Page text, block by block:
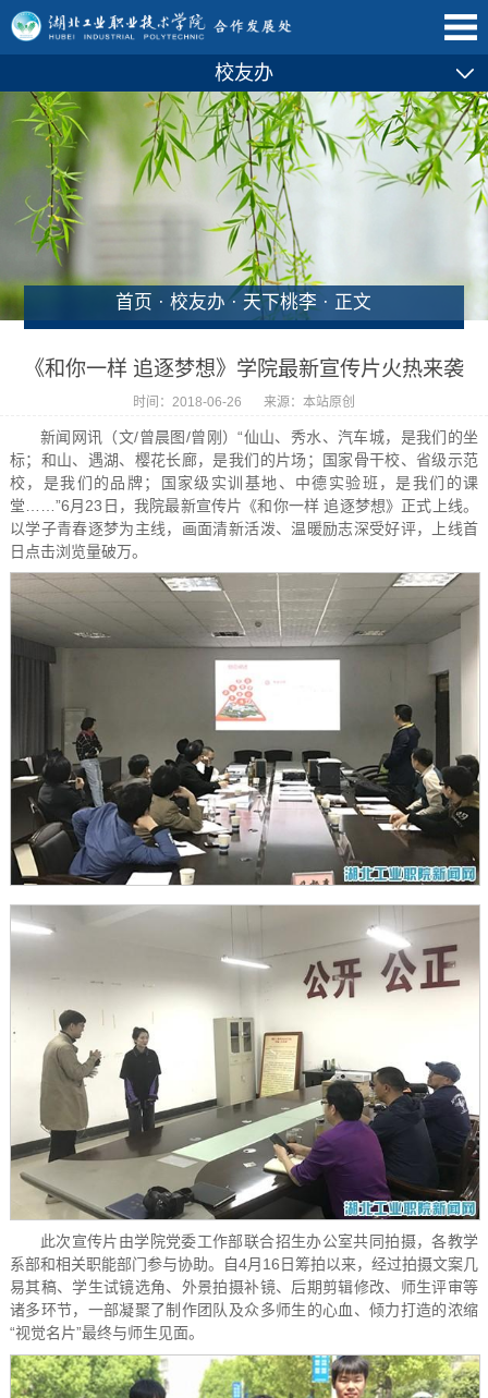
校友办
首页 ·校友办 · 天下桃李 · 正文
《和你一样 追逐梦想》学院最新宣传片火热来袭
时间：2018-06-26 来源：本站原创
新闻网讯（文/曾晨图/曾刚）“仙山、秀水、汽车城，是我们的坐
标；和山、遇湖、樱花长廊，是我们的片场；国家骨干校、省级示范
校，是我们的品牌；国家级实训基地、中德实验班，是我们的课
堂……”6月23日，我院最新宣传片《和你一样 追逐梦想》正式上线。
以学子青春逐梦为主线，画面清新活泼、温暖励志深受好评，上线首
日点击浏览量破万。
此次宣传片由学院党委工作部联合招生办公室共同拍摄，各教学
系部和相关职能部门参与协助。自4月16日筹拍以来，经过拍摄文案几
易其稿、学生试镜选角、外景拍摄补镜、后期剪辑修改、师生评审等
诸多环节，一部凝聚了制作团队及众多师生的心血、倾力打造的浓缩
“视觉名片”最终与师生见面。